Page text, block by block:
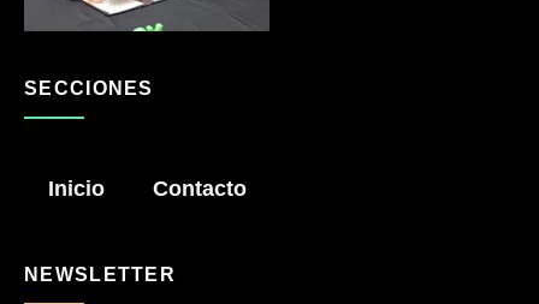
SECCIONES
Inicio Contacto
NEWSLETTER